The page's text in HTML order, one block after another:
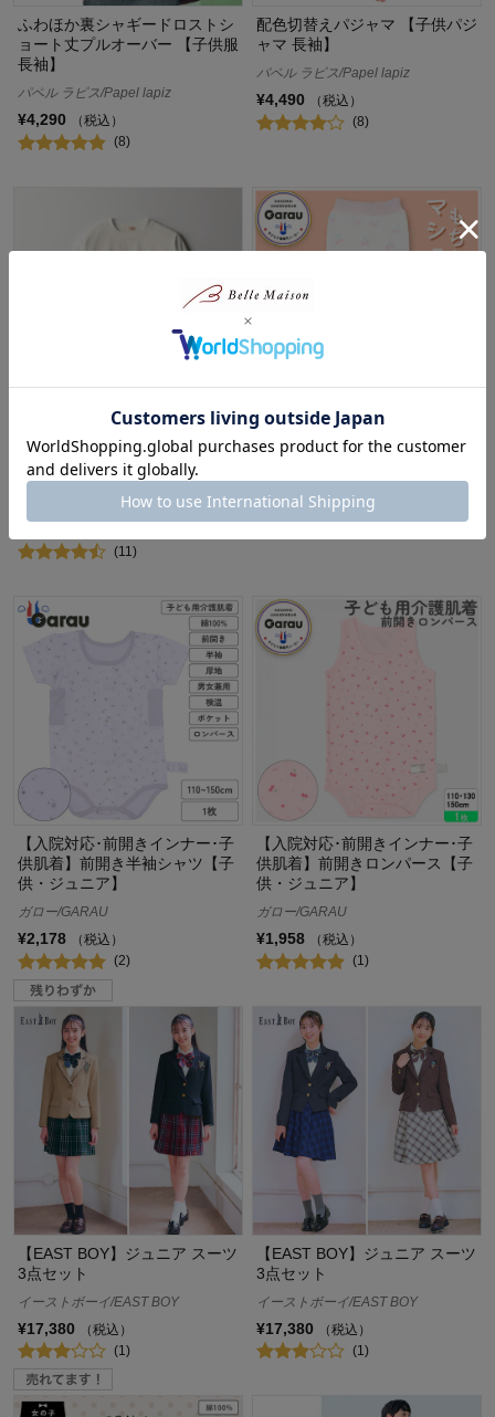
ふわほか裏シャギードロストシ
ョート丈プルオーバー 【子供服
長袖】
パペル ラピス/Papel lapiz
¥4,290
（税込）
(8)
配色切替えパジャマ 【子供パジ
ャマ 長袖】
パペル ラピス/Papel lapiz
¥4,490
（税込）
(8)
替え綿素材タフＴシャツ 【子供
服 長袖】
パペル ラピス/Papel lapiz
(11)
もこもこルームレギンス【ジュ
ニア】
ガロー/GARAU
¥990（税込）
【入院対応･前開きインナー･子
供肌着】前開き半袖シャツ【子
供・ジュニア】
ガロー/GARAU
¥2,178
（税込）
(2)
【入院対応･前開きインナー･子
供肌着】前開きロンパース【子
供・ジュニア】
ガロー/GARAU
¥1,958
（税込）
(1)
【EAST BOY】ジュニア スーツ
3点セット
イーストボーイ/EAST BOY
¥17,380
（税込）
(1)
【EAST BOY】ジュニア スーツ
3点セット
イーストボーイ/EAST BOY
¥17,380
（税込）
(1)